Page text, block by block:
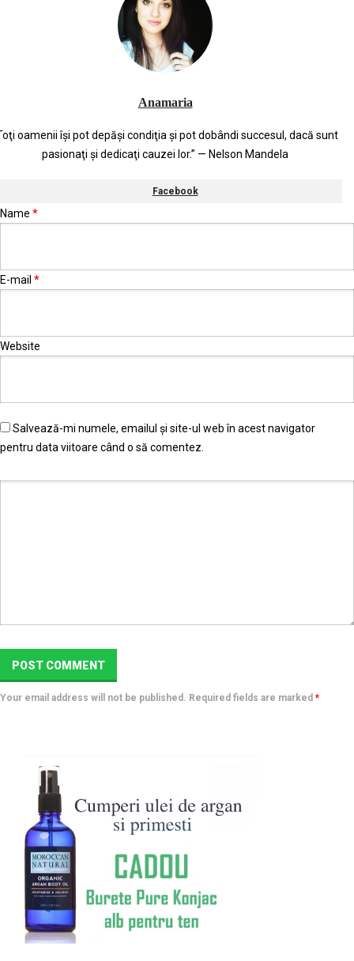
Anamaria
oamenii îşi pot depăşi condiţia şi pot dobândi succesul, dacă sunt
pasionaţi şi dedicaţi cauzei lor.” — Nelson Mandela
Facebook
Name *
E-mail *
Website
Salvează-mi numele, emailul și site-ul web în acest navigator
pentru data viitoare când o să comentez.
Your email address will not be published. Required fields are marked *